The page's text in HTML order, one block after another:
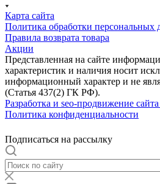
Карта сайта
Политика обработки персональных
Правила возврата товара
Акции
Представленная на сайте
характеристик и наличия носит
информационный характер и не
(Статья 437(2) ГК РФ).
Разработка и seo-продвижение
Политика конфиденциальности
Подписаться на рассылку